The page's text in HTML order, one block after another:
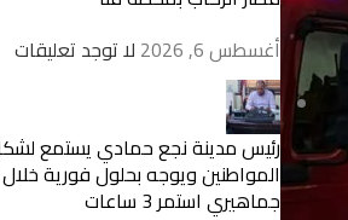
أغسطس 6, 2026
لا توجد تعليقات
رئيس مدينة نجع حمادي يستمع
المواطنين ويوجه بحلول فورية
جماهيري استمر 3 ساعات